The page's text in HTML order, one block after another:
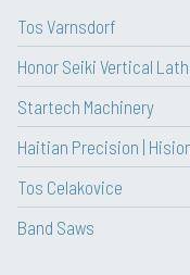
Tos Varnsdorf
Honor Seiki Vertical
Startech Machinery
Haitian Precision |
Tos Celakovice
Band Saws